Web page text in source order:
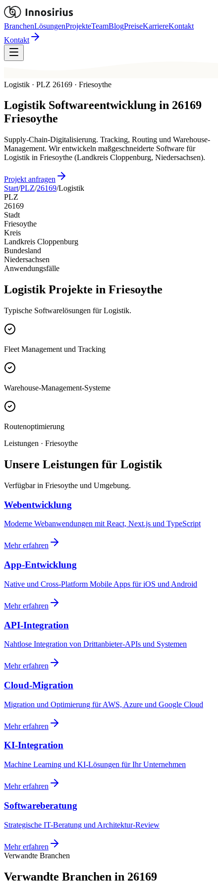
BranchenLösungenProjekteTeamBlogPreiseKarriereKontakt
Kontakt
Logistik · PLZ 26169 · Friesoythe
LogistikSoftwareentwicklung in 26169
Friesoythe
Supply-Chain-Digitalisierung. Tracking, Routing und Warehouse-
Management. Wir entwickeln maßgeschneiderte Software für
Logistik in Friesoythe (Landkreis Cloppenburg, Niedersachsen).
Projekt anfragen
Start/PLZ/26169/Logistik
PLZ
26169
Stadt
Friesoythe
Kreis
Landkreis Cloppenburg
Bundesland
Niedersachsen
Anwendungsfälle
Logistik Projekte in Friesoythe
Typische Softwarelösungen für Logistik.
Fleet Management und Tracking
Warehouse-Management-Systeme
Routenoptimierung
Leistungen · Friesoythe
Unsere Leistungen für Logistik
Verfügbar in Friesoythe und Umgebung.
Webentwicklung
Moderne Webanwendungen mit React, Next.js und TypeScript
Mehr erfahren
App-Entwicklung
Native und Cross-Platform Mobile Apps für iOS und Android
Mehr erfahren
API-Integration
Nahtlose Integration von Drittanbieter-APIs und Systemen
Mehr erfahren
Cloud-Migration
Migration und Optimierung für AWS, Azure und Google Cloud
Mehr erfahren
KI-Integration
Machine Learning und KI-Lösungen für Ihr Unternehmen
Mehr erfahren
Softwareberatung
Strategische IT-Beratung und Architektur-Review
Mehr erfahren
Verwandte Branchen
Verwandte Branchen in 26169